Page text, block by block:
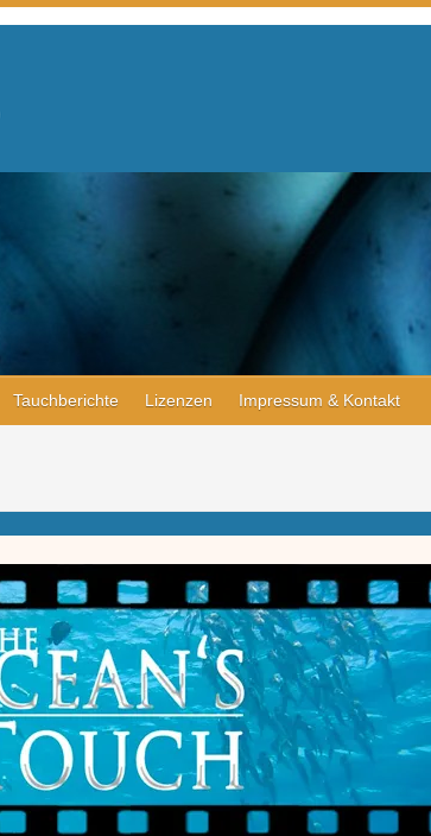
Tauchberichte Lizenzen Impressum & Kontakt